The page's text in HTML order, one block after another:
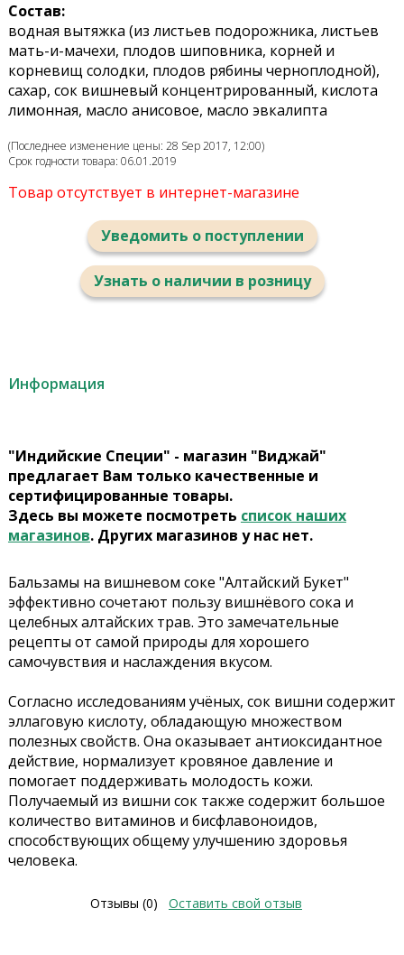
Состав:
водная вытяжка (из листьев подорожника, листьев
мать-и-мачехи, плодов шиповника, корней и
корневищ солодки, плодов рябины черноплодной),
сахар, сок вишневый концентрированный, кислота
лимонная, масло анисовое, масло эвкалипта
(Последнее изменение цены: 28 Sep 2017, 12:00)
Срок годности товара: 06.01.2019
Товар отсутствует в интернет-магазине
Уведомить о поступлении
Узнать о наличии в розницу
Информация
"Индийские Специи" - магазин "Виджай"
предлагает Вам только качественные и
сертифицированные товары.
Здесь вы можете посмотреть список наших
магазинов. Других магазинов у нас нет.
Бальзамы на вишневом соке "Алтайский Букет"
эффективно сочетают пользу вишнёвого сока и
целебных алтайских трав. Это замечательные
рецепты от самой природы для хорошего
самочувствия и наслаждения вкусом.
Согласно исследованиям учёных, сок вишни содержит
эллаговую кислоту, обладающую множеством
полезных свойств. Она оказывает антиоксидантное
действие, нормализует кровяное давление и
помогает поддерживать молодость кожи.
Получаемый из вишни сок также содержит большое
количество витаминов и бисфлавоноидов,
способствующих общему улучшению здоровья
человека.
Отзывы (0) Оставить свой отзыв